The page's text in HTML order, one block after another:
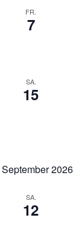
FR.
7
SA.
15
September 2026
SA.
12